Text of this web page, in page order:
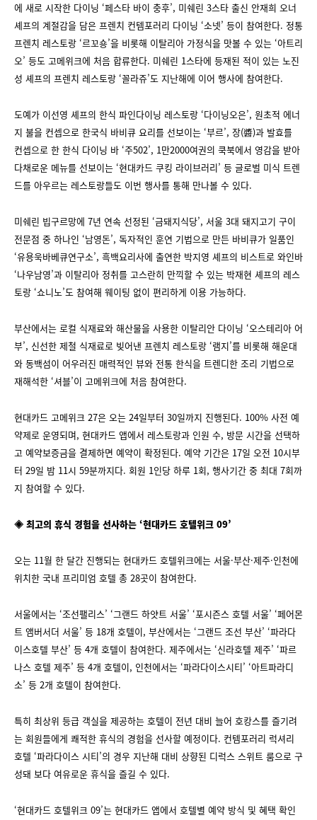
에 새로 시작한 다이닝 ‘페스타 바이 충후’, 미쉐린 3스타 출신 안재희 오너
셰프의 계절감을 담은 프렌치 컨템포러리 다이닝 ‘소넷’ 등이 참여한다. 정통
프렌치 레스토랑 ‘르꼬숑’을 비롯해 이탈리아 가정식을 맛볼 수 있는 ‘아트리
오’ 등도 고메위크에 처음 합류한다. 미쉐린 1스타에 등재된 적이 있는 노진
성 셰프의 프렌치 레스토랑 ‘꼴라쥬’도 지난해에 이어 행사에 참여한다.
도예가 이선영 셰프의 한식 파인다이닝 레스토랑 ‘다이닝오은’, 원초적 에너
지 불을 컨셉으로 한국식 바비큐 요리를 선보이는 ‘부르’, 장(醬)과 발효를
컨셉으로 한 한식 다이닝 바 ‘주502’, 1만2000여권의 쿡북에서 영감을 받아
다채로운 메뉴를 선보이는 ‘현대카드 쿠킹 라이브러리’ 등 글로벌 미식 트렌
드를 아우르는 레스토랑들도 이번 행사를 통해 만나볼 수 있다.
미쉐린 빕구르망에 7년 연속 선정된 ‘금돼지식당’, 서울 3대 돼지고기 구이
전문점 중 하나인 ‘남영돈’, 독자적인 훈연 기법으로 만든 바비큐가 일품인
‘유용욱바베큐연구소’, 흑백요리사에 출연한 박지영 셰프의 비스트로 와인바
‘나우남영’과 이탈리아 정취를 고스란히 만끽할 수 있는 박재현 셰프의 레스
토랑 ‘쇼니노’도 참여해 웨이팅 없이 편리하게 이용 가능하다.
부산에서는 로컬 식재료와 해산물을 사용한 이탈리안 다이닝 ‘오스테리아 어
부’, 신선한 제철 식재료로 빚어낸 프렌치 레스토랑 ‘램지’를 비롯해 해운대
와 동백섬이 어우러진 매력적인 뷰와 전통 한식을 트렌디한 조리 기법으로
재해석한 ‘셔블’이 고메위크에 처음 참여한다.
현대카드 고메위크 27은 오는 24일부터 30일까지 진행된다. 100% 사전 예
약제로 운영되며, 현대카드 앱에서 레스토랑과 인원 수, 방문 시간을 선택하
고 예약보증금을 결제하면 예약이 확정된다. 예약 기간은 17일 오전 10시부
터 29일 밤 11시 59분까지다. 회원 1인당 하루 1회, 행사기간 중 최대 7회까
지 참여할 수 있다.
◈ 최고의 휴식 경험을 선사하는 ‘현대카드 호텔위크 09’
오는 11월 한 달간 진행되는 현대카드 호텔위크에는 서울·부산·제주·인천에
위치한 국내 프리미엄 호텔 총 28곳이 참여한다.
서울에서는 ‘조선팰리스’ ‘그랜드 하얏트 서울’ ‘포시즌스 호텔 서울’ ‘페어몬
트 앰버서더 서울’ 등 18개 호텔이, 부산에서는 ‘그랜드 조선 부산’ ‘파라다
이스호텔 부산’ 등 4개 호텔이 참여한다. 제주에서는 ‘신라호텔 제주’ ‘파르
나스 호텔 제주’ 등 4개 호텔이, 인천에서는 ‘파라다이스시티’ ‘아트파라디
소’ 등 2개 호텔이 참여한다.
특히 최상위 등급 객실을 제공하는 호텔이 전년 대비 늘어 호캉스를 즐기려
는 회원들에게 쾌적한 휴식의 경험을 선사할 예정이다. 컨템포러리 럭셔리
호텔 ‘파라다이스 시티’의 경우 지난해 대비 상향된 디럭스 스위트 룸으로 구
성돼 보다 여유로운 휴식을 즐길 수 있다.
‘현대카드 호텔위크 09’는 현대카드 앱에서 호텔별 예약 방식 및 혜택 확인